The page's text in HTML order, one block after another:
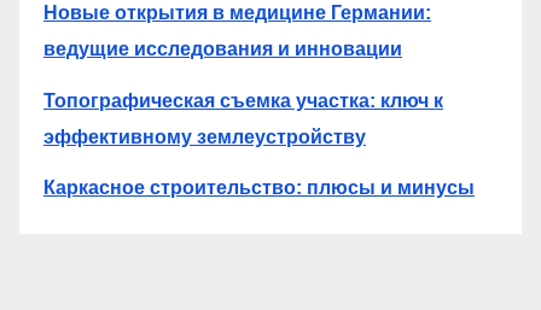
Новые открытия в медицине Германии:
ведущие исследования и инновации
Топографическая съемка участка: ключ к
эффективному землеустройству
Каркасное строительство: плюсы и минусы